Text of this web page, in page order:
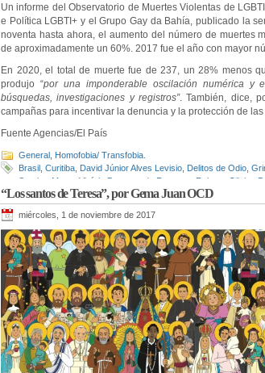
Un informe del Observatorio de Muertes Violentas de
e Política LGBTI+ y el Grupo Gay da Bahía, publicado la
noventa hasta ahora, el aumento del número de muertes
de aproximadamente un 60%. 2017 fue el año con mayor
En 2020, el total de muerte fue de 237, un 28% menos
produjo “por una imponderable oscilación numérica y
búsquedas, investigaciones y registros”. También, dice,
campañas para incentivar la denuncia y la protección de
Fuente Agencias/El País
General Homofobia/ Transfobia.
Brasil Curitiba David Júnior Alves Levisio Delitos de Odio
Soroka
Marco Vinício Bozzana da Fonseca Robson Olivino
“Los santos de Teresa”, por Gema Juan OCD
miércoles, 1 de noviembre de 2017